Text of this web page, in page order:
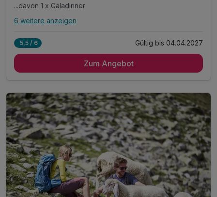
...davon 1 x Galadinner
Alle Inklusivleistungen
7 x Reichhaltiges Frühstücksbuffet mit Bioecke
1 x entspannen in unserem Whirlbad
1 x 1 Flasche Prosecco 0,7l*
1 x Leihbademantel**
inkl. freie Nutzung unseres Wellnessbereiches***
inkl. 10% Rabatt im Sporthaus Narr
inkl. Nutzung des Skibuses im Paznauntal****
6 weitere anzeigen
5,5 / 6 Gültig bis 04.04.2027
Zum Angebot